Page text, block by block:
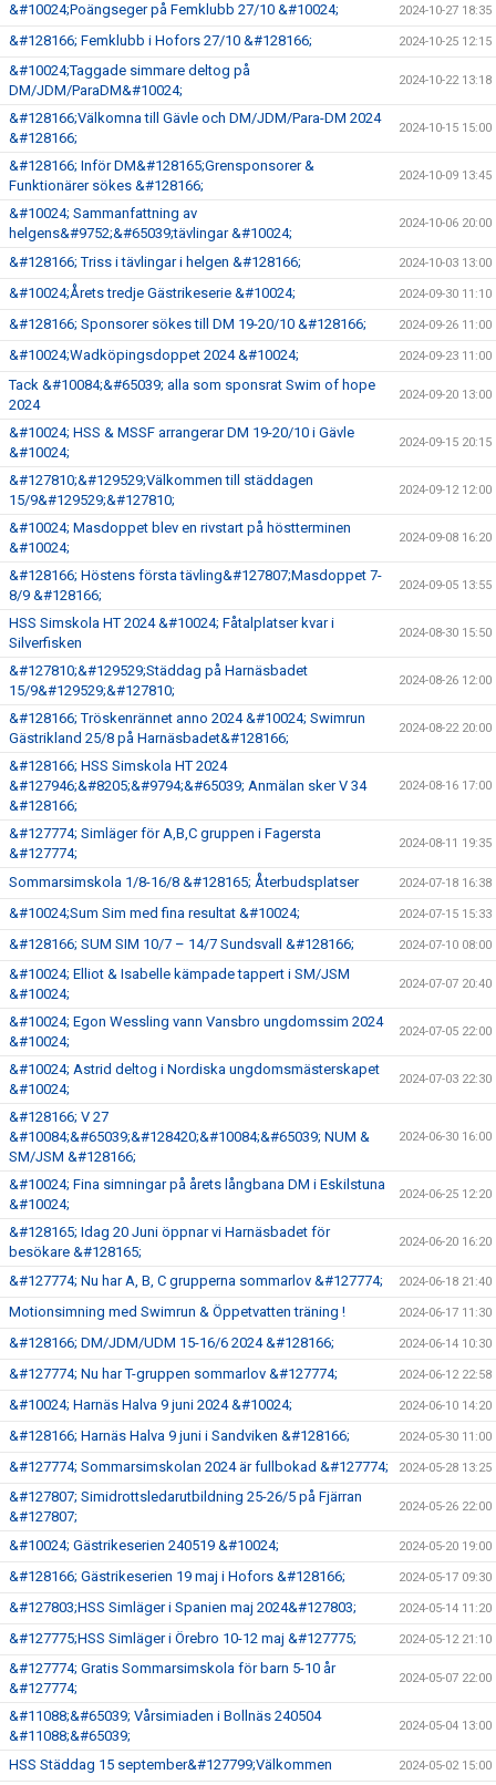
&#10024;Poängseger på Femklubb 27/10 &#10024; 2024-10-27 18:35
&#128166; Femklubb i Hofors 27/10 &#128166; 2024-10-25 12:15
&#10024;Taggade simmare deltog på
DM/JDM/ParaDM&#10024;
2024-10-22 13:18
&#128166;Välkomna till Gävle och DM/JDM/Para-DM 2024
&#128166;
2024-10-15 15:00
&#128166; Inför DM&#128165;Grensponsorer &
Funktionärer sökes &#128166;
2024-10-09 13:45
&#10024; Sammanfattning av
helgens&#9752;&#65039;tävlingar &#10024;
2024-10-06 20:00
&#128166; Triss i tävlingar i helgen &#128166; 2024-10-03 13:00
&#10024;Årets tredje Gästrikeserie &#10024; 2024-09-30 11:10
&#128166; Sponsorer sökes till DM 19-20/10 &#128166; 2024-09-26 11:00
&#10024;Wadköpingsdoppet 2024 &#10024; 2024-09-23 11:00
Tack &#10084;&#65039; alla som sponsrat Swim of hope
2024
2024-09-20 13:00
&#10024; HSS & MSSF arrangerar DM 19-20/10 i Gävle
&#10024;
2024-09-15 20:15
&#127810;&#129529;Välkommen till städdagen
15/9&#129529;&#127810;
2024-09-12 12:00
&#10024; Masdoppet blev en rivstart på höstterminen
&#10024;
2024-09-08 16:20
&#128166; Höstens första tävling&#127807;Masdoppet 7-
8/9 &#128166;
2024-09-05 13:55
HSS Simskola HT 2024 &#10024; Fåtalplatser kvar i
Silverfisken
2024-08-30 15:50
&#127810;&#129529;Städdag på Harnäsbadet
15/9&#129529;&#127810;
2024-08-26 12:00
&#128166; Tröskenrännet anno 2024 &#10024; Swimrun
Gästrikland 25/8 på Harnäsbadet&#128166;
2024-08-22 20:00
&#128166; HSS Simskola HT 2024
&#127946;&#8205;&#9794;&#65039; Anmälan sker V 34
&#128166;
2024-08-16 17:00
&#127774; Simläger för A,B,C gruppen i Fagersta
&#127774;
2024-08-11 19:35
Sommarsimskola 1/8-16/8 &#128165; Återbudsplatser 2024-07-18 16:38
&#10024;Sum Sim med fina resultat &#10024; 2024-07-15 15:33
&#128166; SUM SIM 10/7 – 14/7 Sundsvall &#128166; 2024-07-10 08:00
&#10024; Elliot & Isabelle kämpade tappert i SM/JSM
&#10024;
2024-07-07 20:40
&#10024; Egon Wessling vann Vansbro ungdomssim 2024
&#10024;
2024-07-05 22:00
&#10024; Astrid deltog i Nordiska ungdomsmästerskapet
&#10024;
2024-07-03 22:30
&#128166; V 27
&#10084;&#65039;&#128420;&#10084;&#65039; NUM &
SM/JSM &#128166;
2024-06-30 16:00
&#10024; Fina simningar på årets långbana DM i Eskilstuna
&#10024;
2024-06-25 12:20
&#128165; Idag 20 Juni öppnar vi Harnäsbadet för
besökare &#128165;
2024-06-20 16:20
&#127774; Nu har A, B, C grupperna sommarlov &#127774; 2024-06-18 21:40
Motionsimning med Swimrun & Öppetvatten träning ! 2024-06-17 11:30
&#128166; DM/JDM/UDM 15-16/6 2024 &#128166; 2024-06-14 10:30
&#127774; Nu har T-gruppen sommarlov &#127774; 2024-06-12 22:58
&#10024; Harnäs Halva 9 juni 2024 &#10024; 2024-06-10 14:20
&#128166; Harnäs Halva 9 juni i Sandviken &#128166; 2024-05-30 11:00
&#127774; Sommarsimskolan 2024 är fullbokad &#127774; 2024-05-28 13:25
&#127807; Simidrottsledarutbildning 25-26/5 på Fjärran
&#127807;
2024-05-26 22:00
&#10024; Gästrikeserien 240519 &#10024; 2024-05-20 19:00
&#128166; Gästrikeserien 19 maj i Hofors &#128166; 2024-05-17 09:30
&#127803;HSS Simläger i Spanien maj 2024&#127803; 2024-05-14 11:20
&#127775;HSS Simläger i Örebro 10-12 maj &#127775; 2024-05-12 21:10
&#127774; Gratis Sommarsimskola för barn 5-10 år
&#127774;
2024-05-07 22:00
&#11088;&#65039; Vårsimiaden i Bollnäs 240504
&#11088;&#65039;
2024-05-04 13:00
HSS Städdag 15 september&#127799;Välkommen 2024-05-02 15:00